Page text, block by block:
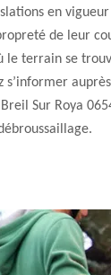
en
de leur
terrain se
s’informer
Sur Roya